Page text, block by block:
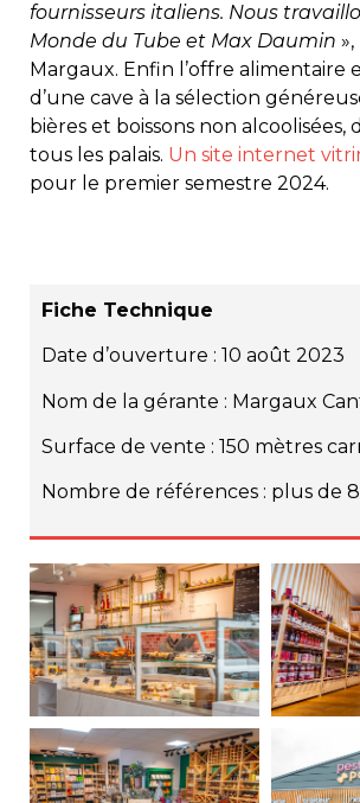
fournisseurs italiens. Nous
Monde du Tube et Max Daumin
Margaux. Enfin l’offre alimentaire
d’une cave à la sélection
bières et boissons non alcoolisées,
tous les palais. Un site internet
pour le premier semestre 2024.
Fiche Technique
Date d’ouverture : 10 août 2023
Nom de la gérante : Margaux
Surface de vente : 150 mètres
Nombre de références : plus de